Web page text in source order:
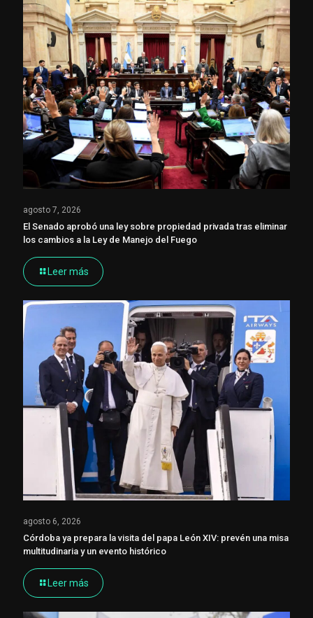
agosto 7, 2026
El Senado aprobó una ley sobre propiedad privada tras eliminar
los cambios a la Ley de Manejo del Fuego
Leer más
agosto 6, 2026
Córdoba ya prepara la visita del papa León XIV: prevén una misa
multitudinaria y un evento histórico
Leer más